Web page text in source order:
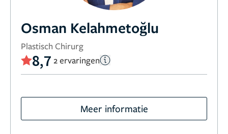
Osman Kelahmetoğlu
Plastisch Chirurg
8,7 2 ervaringen
Meer informatie